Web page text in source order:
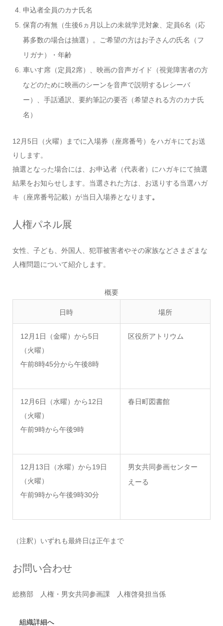
申込者全員のカナ氏名
保育の有無（生後6ヵ月以上の未就学児対象、定員6名（応
募多数の場合は抽選）。ご希望の方はお子さんの氏名（フ
リガナ）・年齢
車いす席（定員2席）、映画の音声ガイド（視覚障害者の方
などのために映画のシーンを音声で説明するレシーバ
ー）、手話通訳、要約筆記の要否（希望される方のカナ氏
名）
12月5日（火曜）までに入場券（座席番号）をハガキにてお送
りします。
抽選となった場合には、お申込者（代表者）にハガキにて抽選
結果をお知らせします。当選された方は、お送りする当選ハガ
キ（座席番号記載）が当日入場券となります。
人権パネル展
女性、子ども、外国人、犯罪被害者やその家族などさまざまな
人権問題について紹介します。
概要
日時 場所
12月1日（金曜）から5日
（火曜）
午前8時45分から午後8時
区役所アトリウム
12月6日（水曜）から12日
（火曜）
午前9時から午後9時
春日町図書館
12月13日（水曜）から19日
（火曜）
午前9時から午後9時30分
男女共同参画センター
えーる
（注釈）いずれも最終日は正午まで
お問い合わせ
総務部 人権・男女共同参画課 人権啓発担当係
組織詳細へ